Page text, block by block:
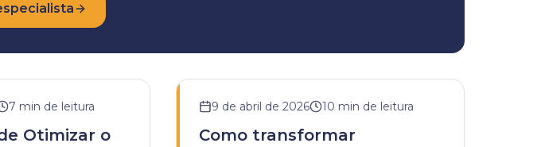
7 min de leitura
Otimizar o
9 de abril de 2026 10 min de leitura
Como transformar